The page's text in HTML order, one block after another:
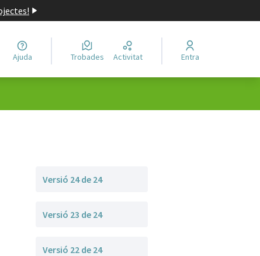
Ajuda Trobades Activitat Entra
Versió 24 de 24
Versió 23 de 24
Versió 22 de 24